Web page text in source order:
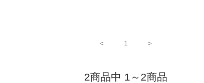
< 1 >
2商品中 1～2商品